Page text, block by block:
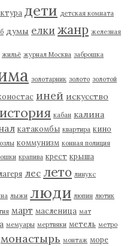
дети детская комната
думы елки жанр железная
жильё журнал Москва заброшка
золотарник золото золотой
иней искусство
история кабан калина
катакомбы квартира кино
коммунизм конная полиция
крапива крест крыша
лес лето линукс
лыжи люди люпин лютик
март масленица мат
мемуары мертвяки метель метро
монастырь монтаж море